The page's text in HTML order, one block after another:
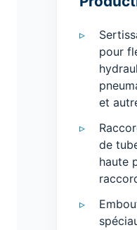
pour
et
de
haute